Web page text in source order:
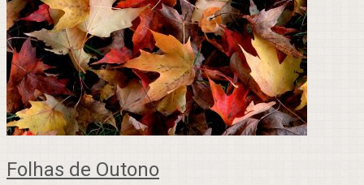
Folhas de Outono